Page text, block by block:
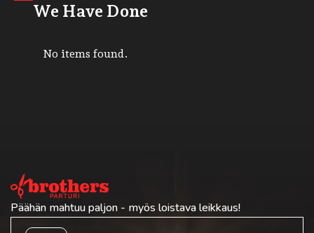
We Have Done
No items found.
Päähän mahtuu paljon - myös loistava leikkaus!